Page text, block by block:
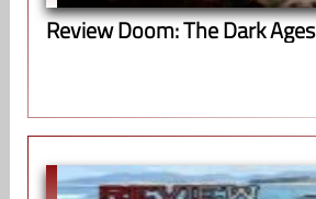
Review Doom: The Dark Ages